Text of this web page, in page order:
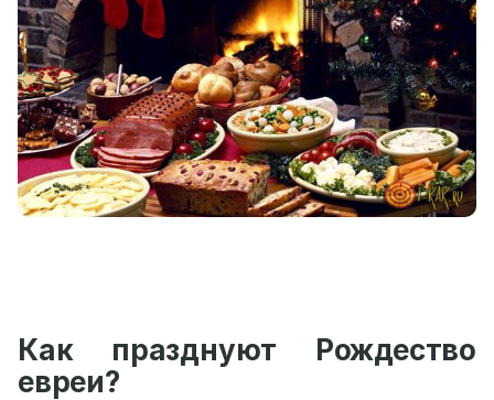
Как празднуют Рождество
евреи?